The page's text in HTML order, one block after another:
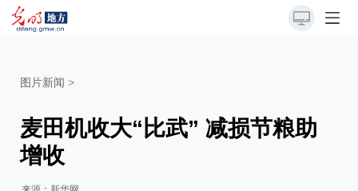
图片新闻 >
麦田机收大“比武” 减损节粮助
增收